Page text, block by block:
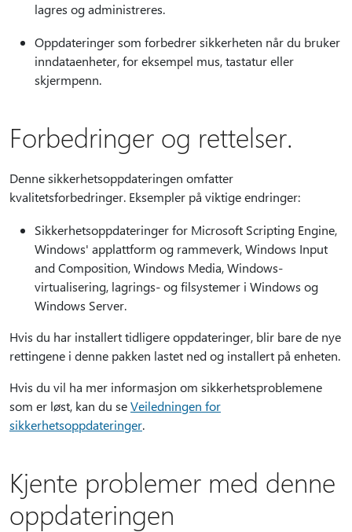
lagres og administreres.
Oppdateringer som forbedrer sikkerheten når du bruker
inndataenheter, for eksempel mus, tastatur eller
skjermpenn.
Forbedringer og rettelser.
Denne sikkerhetsoppdateringen omfatter
kvalitetsforbedringer. Eksempler på viktige endringer:
Sikkerhetsoppdateringer for Microsoft Scripting Engine,
Windows' applattform og rammeverk, Windows Input
and Composition, Windows Media, Windows-
virtualisering, lagrings- og filsystemer i Windows og
Windows Server.
Hvis du har installert tidligere oppdateringer, blir bare de nye
rettingene i denne pakken lastet ned og installert på enheten.
Hvis du vil ha mer informasjon om sikkerhetsproblemene
som er løst, kan du seVeiledningen for
sikkerhetsoppdateringer.
Kjente problemer med denne
oppdateringen